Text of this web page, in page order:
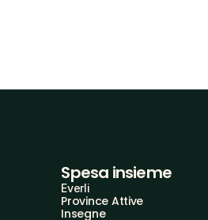
Spesa insieme
Everli
Province Attive
Insegne